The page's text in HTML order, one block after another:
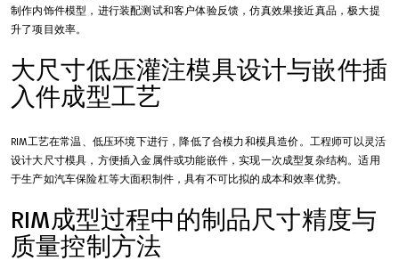
制作内饰件模型，进行装配测试和客户体验反馈，仿真效果接近真品，极大提
升了项目效率。
大尺寸低压灌注模具设计与嵌件插
入件成型工艺
RIM工艺在常温、低压环境下进行，降低了合模力和模具造价。工程师可以灵活
设计大尺寸模具，方便插入金属件或功能嵌件，实现一次成型复杂结构。适用
于生产如汽车保险杠等大面积制件，具有不可比拟的成本和效率优势。
RIM成型过程中的制品尺寸精度与
质量控制方法